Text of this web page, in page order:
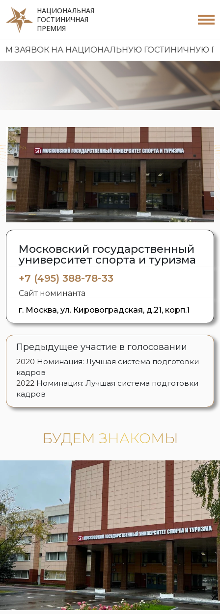
НАЦИОНАЛЬНАЯ
ГОСТИНИЧНАЯ
ПРЕМИЯ
НА НАЦИОНАЛЬНУЮ ГОСТИНИЧНУЮ
Московский государственный
университет спорта и туризма
+7 (495) 388-78-33
Сайт номинанта
г. Москва, ул. Кировоградская, д.21, корп.1
Предыдущее участие в голосовании
2020 Номинация: Лучшая система подготовки
кадров
2022 Номинация: Лучшая система подготовки
кадров
БУДЕМ ЗНАКОМЫ